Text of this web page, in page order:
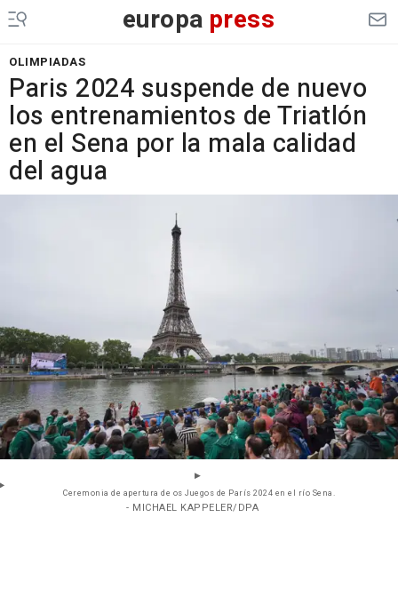
europa press
OLIMPIADAS
Paris 2024 suspende de nuevo
los entrenamientos de Triatlón
en el Sena por la mala calidad
del agua
Ceremonia de apertura de os Juegos de París 2024 en el río Sena.
- MICHAEL KAPPELER/DPA